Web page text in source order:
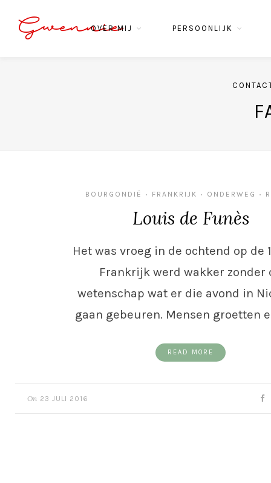
Gwennie
OVER MIJ PERSOONLIJK
BOURGONDIË • FRANKRIJK • ONDERWEG •
Louis de Funès
Het was vroeg in de ochtend op de
Frankrijk werd wakker zonder
wetenschap wat er die avond in
gaan gebeuren. Mensen groetten
READ MORE
On 23 JULI 2016